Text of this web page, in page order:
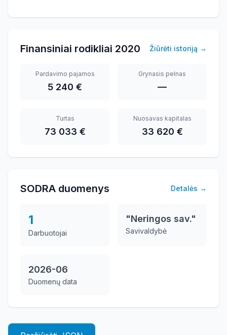
Finansiniai rodikliai 2020 Žiūrėti istoriją →
Pardavimo pajamos
5 240 €
Grynasis pelnas
—
Turtas
73 033 €
Nuosavas kapitalas
33 620 €
SODRA duomenys Detalės →
1
Darbuotojai
"Neringos sav."
Savivaldybė
2026-06
Duomenų data